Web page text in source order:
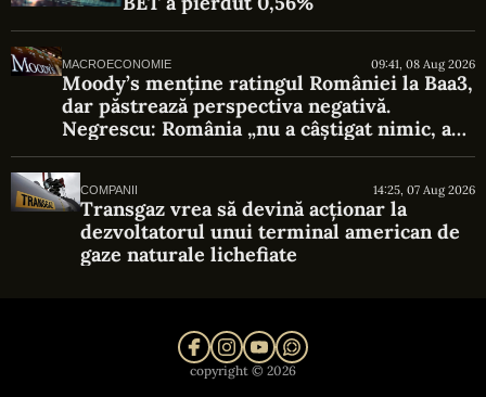
MACROECONOMIE 09:41, 08 Aug 2026
Moody’s menține ratingul României la Baa3,
dar păstrează perspectiva negativă.
Negrescu: România „nu a câștigat nimic, a
evitat o pierdere”
COMPANII 14:25, 07 Aug 2026
Transgaz vrea să devină acționar la
dezvoltatorul unui terminal american de
gaze naturale lichefiate
copyright © 2026